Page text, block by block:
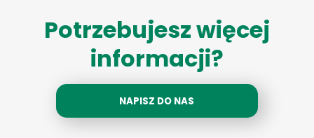
Potrzebujesz więcej
informacji?
NAPISZ DO NAS